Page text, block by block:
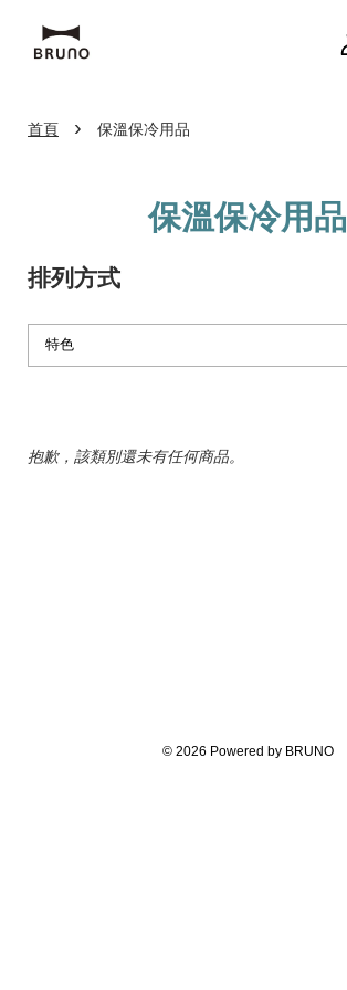
首頁 › 保溫保冷用品
保溫保冷用品
排列方式
抱歉，該類別還未有任何商品。
© 2026 Powered by BRUNO